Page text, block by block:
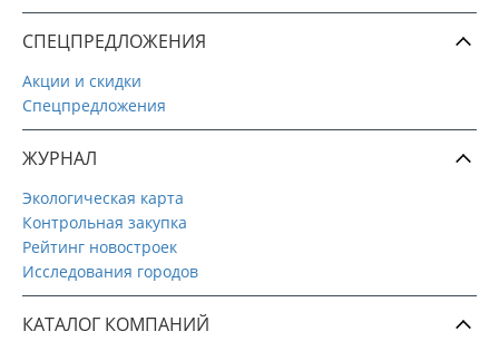
СПЕЦПРЕДЛОЖЕНИЯ
Акции и скидки
Спецпредложения
ЖУРНАЛ
Экологическая карта
Контрольная закупка
Рейтинг новостроек
Исследования городов
КАТАЛОГ КОМПАНИЙ